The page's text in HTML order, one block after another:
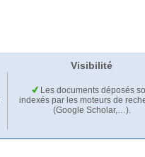
Visibilité
Les documents déposés
indexés par les moteurs de
(Google Scholar,…).